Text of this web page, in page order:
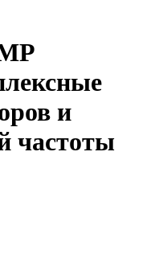
и
частоты